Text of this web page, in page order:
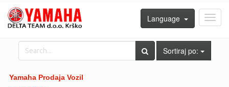
Language
Sortiraj po:
Yamaha Prodaja Vozil